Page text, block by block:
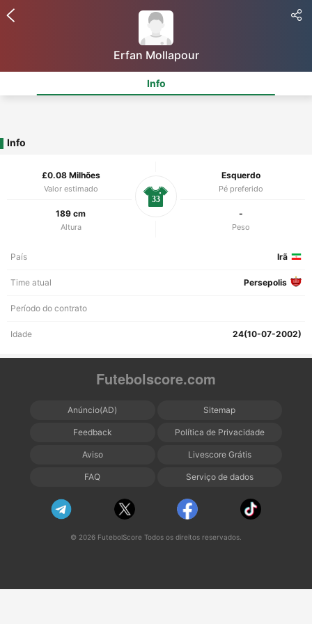
Erfan Mollapour
Info
Info
£0.08 Milhões
Valor estimado
Esquerdo
Pé preferido
189 cm
Altura
-
Peso
33
País Irã
Time atual Persepolis
Período do contrato
Idade 24(10-07-2002)
Futebolscore.com
Anúncio(AD) Sitemap
Feedback Política de Privacidade
Aviso Livescore Grátis
FAQ Serviço de dados
© 2026 FutebolScore Todos os direitos reservados.